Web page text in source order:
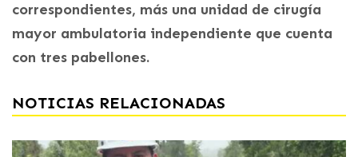
correspondientes, más una unidad de cirugía
mayor ambulatoria independiente que cuenta
con tres pabellones.
NOTICIAS RELACIONADAS